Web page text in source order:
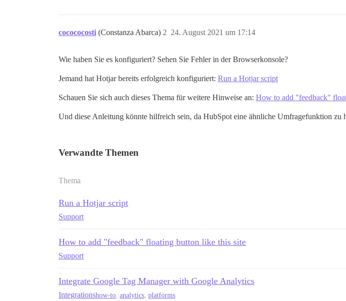
cocococosti (Constanza Abarca) 24. August 2021 um 17:14
2
Wie haben Sie es konfiguriert? Sehen Sie Fehler in der Browserkonsole?
Jemand hat Hotjar bereits erfolgreich konfiguriert: Run a Hotjar script
Schauen Sie sich auch dieses Thema für weitere Hinweise an: How to add "feedback"
Und diese Anleitung könnte hilfreich sein, da HubSpot eine ähnliche Umfragefunktion zu
Verwandte Themen
Thema
Run a Hotjar script
Support
How to add "feedback" floating button like this site
Support
Integrate Google Tag Manager with Google Analytics
Integrationshow-to analytics platforms